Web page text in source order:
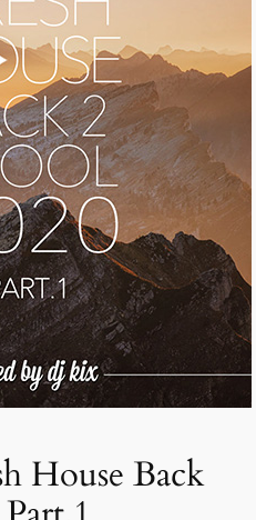
House Back